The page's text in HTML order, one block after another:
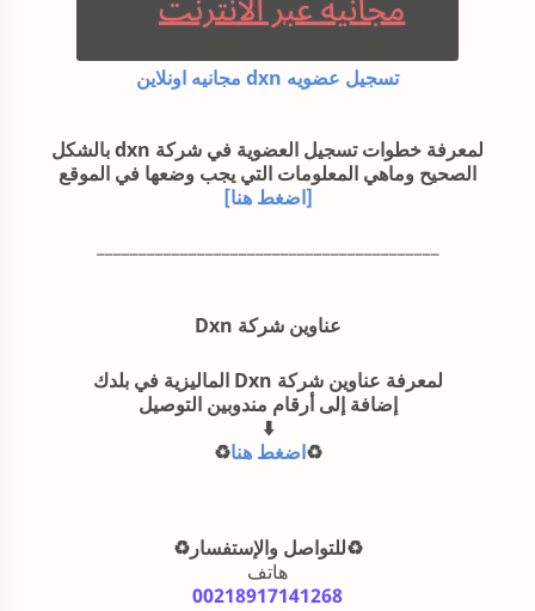
تسجيل عضويه dxn مجانيه اونلاين
لمعرفة خطوات تسجيل العضوية في شركة dxn بالشكل
الصحيح وماهي المعلومات التي يجب وضعها في الموقع
[اضغط هنا]
عناوين شركة Dxn
لمعرفة عناوين شركة Dxn الماليزية في بلدك
إضافة إلى أرقام مندوبين التوصيل
⁦⬇️⁩
⁦♻️
⁩اضغط هنا⁦♻️
♻️⁩للتواصل والإستفسار⁦♻️⁩
هاتف
00218917141268